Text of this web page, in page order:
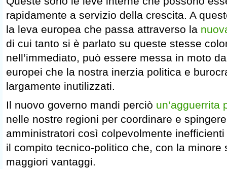
rapidamente a servizio della crescita. A
la leva europea che passa attraverso la
di cui tanto si è parlato su queste stesse
nell’immediato, può essere messa in moto
europei che la nostra inerzia politica e
largamente inutilizzati.
Il nuovo governo mandi perciò un’agguerrita
nelle nostre regioni per coordinare e
amministratori così colpevolmente
il compito tecnico-politico che, con la minore
maggiori vantaggi.